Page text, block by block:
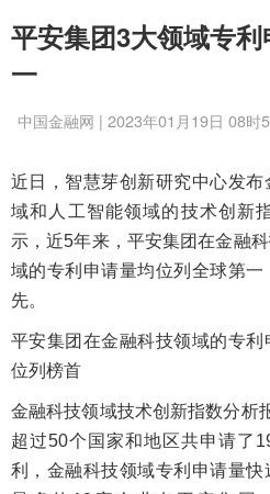
平安集团3大领域专
一
中国金融网 | 2023年01月19日 08时
近日，智慧芽创新研究中心发
域和人工智能领域的技术创新
示，近5年来，平安集团在金融
域的专利申请量均位列全球第
先。
平安集团在金融科技领域的专
位列榜首
金融科技领域技术创新指数分析
超过50个国家和地区共申请了
利，金融科技领域专利申请量